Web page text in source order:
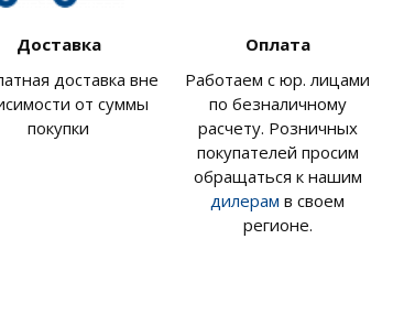
Доставка
доставка вне
от суммы
покупки
Оплата
Работаем с юр. лицами
по безналичному
расчету. Розничных
покупателей просим
обращаться к нашим
дилерам в своем
регионе.